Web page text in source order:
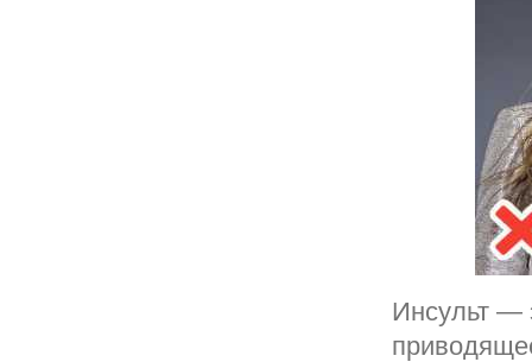
Инсульт —